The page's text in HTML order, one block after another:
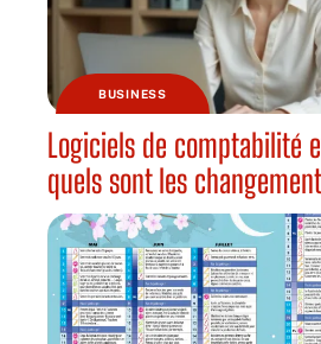
BUSINESS
Logiciels de comptabilité
quels sont les